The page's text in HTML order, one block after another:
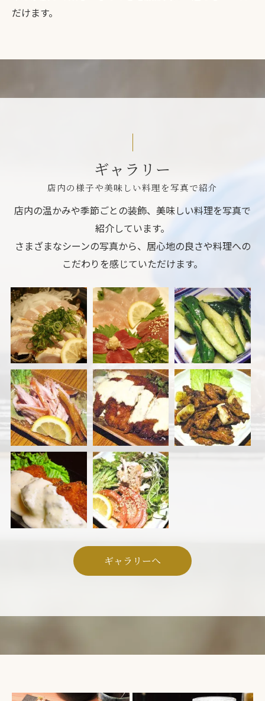
だけます。
ギャラリー
店内の様子や美味しい料理を写真で紹介
店内の温かみや季節ごとの装飾、美味しい料理を写真で
紹介しています。
さまざまなシーンの写真から、居心地の良さや料理への
こだわりを感じていただけます。
ギャラリーへ